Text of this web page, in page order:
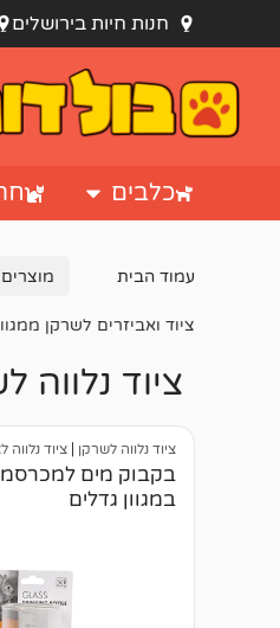
חנות חיות בירושלים
כלבים
עמוד הבית
ציוד ואביזרים לשרקן
ציוד נלווה
ציוד נלווה לשרקן ציוד נלווה
בקבוק מים
במגוון גדלים